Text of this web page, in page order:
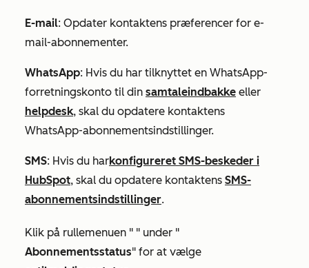
E-mail: Opdater kontaktens præferencer for e-
mail-abonnementer.
WhatsApp: Hvis du har tilknyttet en WhatsApp-
forretningskonto til din samtaleindbakke eller
helpdesk, skal du opdatere kontaktens
WhatsApp-abonnementsindstillinger.
SMS: Hvis du harkonfigureret SMS-beskeder i
HubSpot, skal du opdatere kontaktens SMS-
abonnementsindstillinger.
Klik på rullemenuen " " under "
Abonnementsstatus" for at vælge